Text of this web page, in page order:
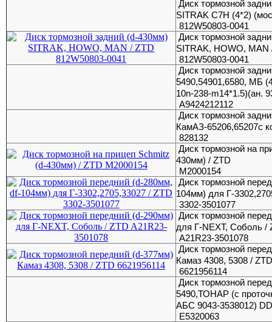
Диск тормозной
SITRAK C7H (4*2)
812W50803-0041
Диск тормозной
SITRAK, HOWO, MAN
812W50803-0041
Диск тормозной
5490,54901,6580, МБ
10n-238-m14*1.5)(ан.
A9424212112
Диск тормозной
КамАЗ-65206,65207с
828132
Диск тормозной на
430мм) / ZTD
M2000154
Диск тормозной
104мм) для Г-
3302-3501077
Диск тормозной
для Г-NEXT, Соболь /
A21R23-3501078
Диск тормозной
Камаз 4308, 5308 /
6621956114
Диск тормозной
5490,ТОНАР (с
АБС 9043-3538012)
E5320063